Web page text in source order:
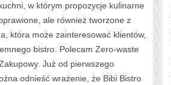
W
STYLU
ZERO-
WASTE
w którym propozycje kulinarne
ale również tworzone z
która może zainteresować klientów,
bistro. Polecam Zero-waste
Już od pierwszego
odnieść wrażenie, że Bibi Bistro